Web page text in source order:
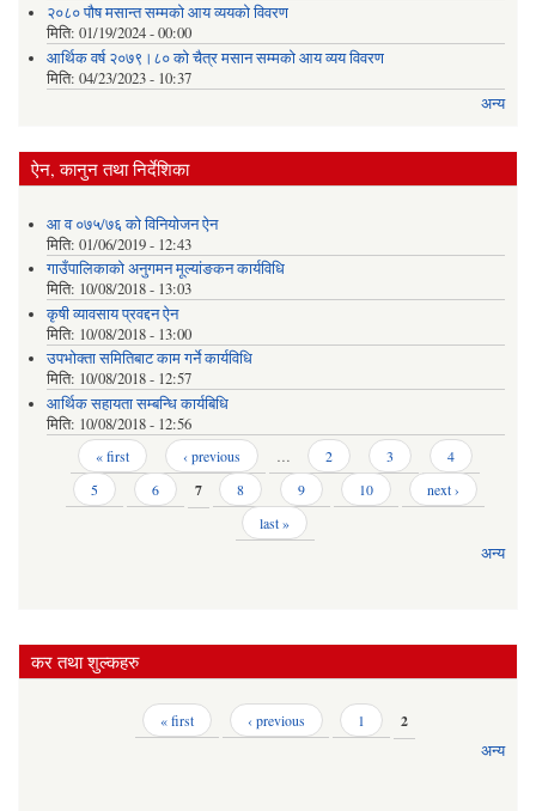
२०८० पौष मसान्त सम्मको आय व्ययको विवरण
मिति: 01/19/2024 - 00:00
आर्थिक वर्ष २०७९।८० को चैत्र मसान सम्मको आय व्यय विवरण
मिति: 04/23/2023 - 10:37
अन्य
ऐन, कानुन तथा निर्देशिका
आ व ०७५/७६ को विनियोजन ऐन
मिति: 01/06/2019 - 12:43
गाउँपालिकाको अनुगमन मूल्यांङकन कार्यविधि
मिति: 10/08/2018 - 13:03
कृषी व्यावसाय प्रवद्दन ऐन
मिति: 10/08/2018 - 13:00
उपभोक्ता समितिबाट काम गर्ने कार्यविधि
मिति: 10/08/2018 - 12:57
आर्थिक सहायता सम्बन्धि कार्यबिधि
मिति: 10/08/2018 - 12:56
Pages « first ‹ previous … 2 3
4
5
6 7 8 9 10
next ›
last »
अन्य
कर तथा शुल्कहरु
« first ‹ previous 1
2
अन्य